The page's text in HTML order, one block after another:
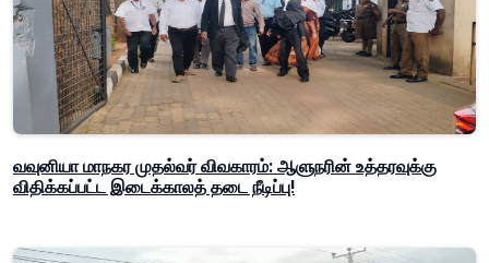
வவுனியா மாநகர முதல்வர் விவகாரம்: ஆளுநரின் உத்தரவுக்கு
விதிக்கப்பட்ட இடைக்காலத் தடை நீடிப்பு!